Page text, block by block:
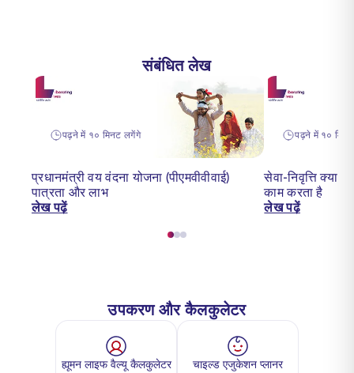
संबंधित लेख
पढ़ने में १० मिनट लगेंगे
प्रधानमंत्री वय वंदना योजना (पीएमवीवीवाई)
पात्रता और लाभ
लेख पढ़ें
पढ़ने में १०
सेवा-निवृत्ति क्या
काम करता है
लेख पढ़ें
उपकरण और कैलकुलेटर
ह्यूमन लाइफ वैल्यू कैलकुलेटर चाइल्ड एजुकेशन प्लानर